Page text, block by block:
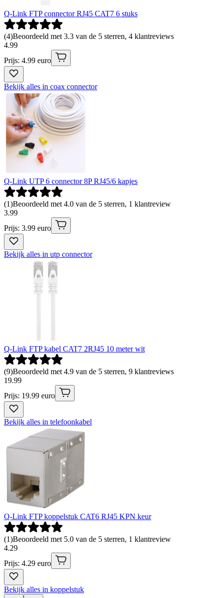
Q-Link FTP connector RJ45 CAT7 6 stuks
(4)Beoordeeld met 3.3 van de 5 sterren, 4 klantreviews
4.99
Prijs: 4.99 euro
Bekijk alles in coax connector
Q-Link UTP 6 connector 8P RJ45/6 kapjes
(1)Beoordeeld met 4.0 van de 5 sterren, 1 klantreview
3.99
Prijs: 3.99 euro
Bekijk alles in utp connector
Q-Link FTP kabel CAT7 2RJ45 10 meter wit
(9)Beoordeeld met 4.9 van de 5 sterren, 9 klantreviews
19.99
Prijs: 19.99 euro
Bekijk alles in telefoonkabel
Q-Link FTP koppelstuk CAT6 RJ45 KPN keur
(1)Beoordeeld met 5.0 van de 5 sterren, 1 klantreview
4.29
Prijs: 4.29 euro
Bekijk alles in koppelstuk